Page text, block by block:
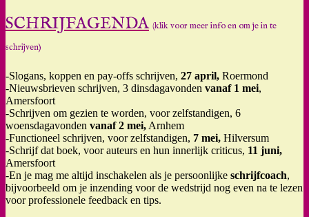
SCHRIJFAGENDA (klik voor meer info en om je in te
schrijven)
-Slogans, koppen en pay-offs schrijven, 27 april, Roermond
-Nieuwsbrieven schrijven, 3 dinsdagavonden vanaf 1 mei,
Amersfoort
-Schrijven om gezien te worden, voor zelfstandigen, 6
woensdagavonden vanaf 2 mei, Arnhem
-Functioneel schrijven, voor zelfstandigen, 7 mei, Hilversum
-Schrijf dat boek, voor auteurs en hun innerlijk criticus, 11 juni,
Amersfoort
-En je mag me altijd inschakelen als je persoonlijke schrijfcoach,
bijvoorbeeld om je inzending voor de wedstrijd nog even na te lezen
voor professionele feedback en tips.